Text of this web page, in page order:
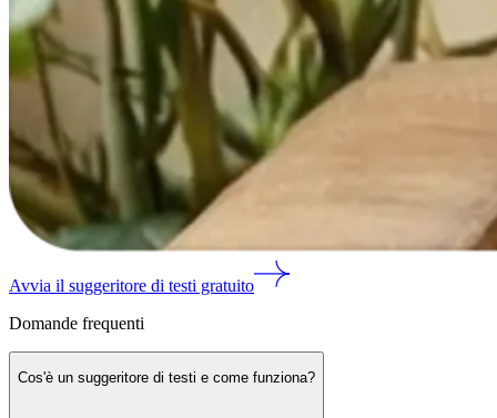
Avvia il suggeritore di testi gratuito
Domande frequenti
Cos'è un suggeritore di testi e come funziona?